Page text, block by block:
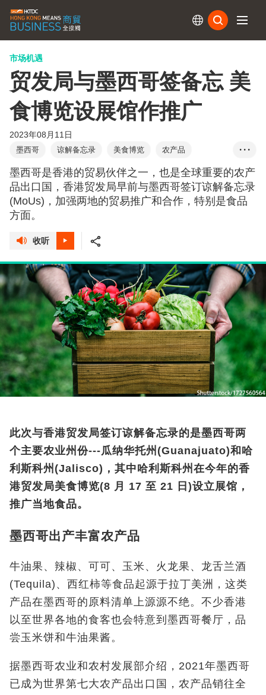
市场机遇
贸发局与墨西哥签备忘 美
食博览设展馆作推广
2023年08月11日
墨西哥 谅解备忘录 美食博览
农产品
瓜纳华托州
哈利斯科州
金融科技
金融中心地位
• • •
墨西哥是香港的贸易伙伴之一，也是全球重要的农产
品出口国，香港贸发局早前与墨西哥签订谅解备忘录
(MoUs)，加强两地的贸易推广和合作，特别是食品
方面。
收听
此次与香港贸发局签订谅解备忘录的是墨西哥两
个主要农业州份---瓜纳华托州 (Guanajuato)和哈
利斯科州 (Jalisco) ，其中哈利斯科州在今年的香
港贸发局美食博览(8 月 17 至 21 日 )设立展馆，
推广当地食品。
墨西哥出产丰富农产品
牛油果、辣椒、可可、玉米、火龙果、龙舌兰酒
(Tequila) 、西红柿等食品起源于拉丁美洲，这类
产品在墨西哥的原料清单上源源不绝。不少香港
以至世界各地的食客也会特意到墨西哥餐厅，品
尝玉米饼和牛油果酱。
据墨西哥农业和农村发展部介绍，2021年墨西哥
已成为世界第七大农产品出口国，农产品销往全